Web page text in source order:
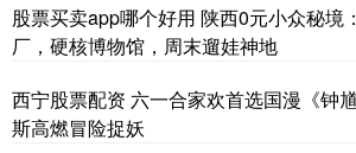
股票买卖app哪个好用 陕西0元小众秘境
厂，硬核博物馆，周末遛娃神地
西宁股票配资 六一合家欢首选国漫《钟
斯高燃冒险捉妖